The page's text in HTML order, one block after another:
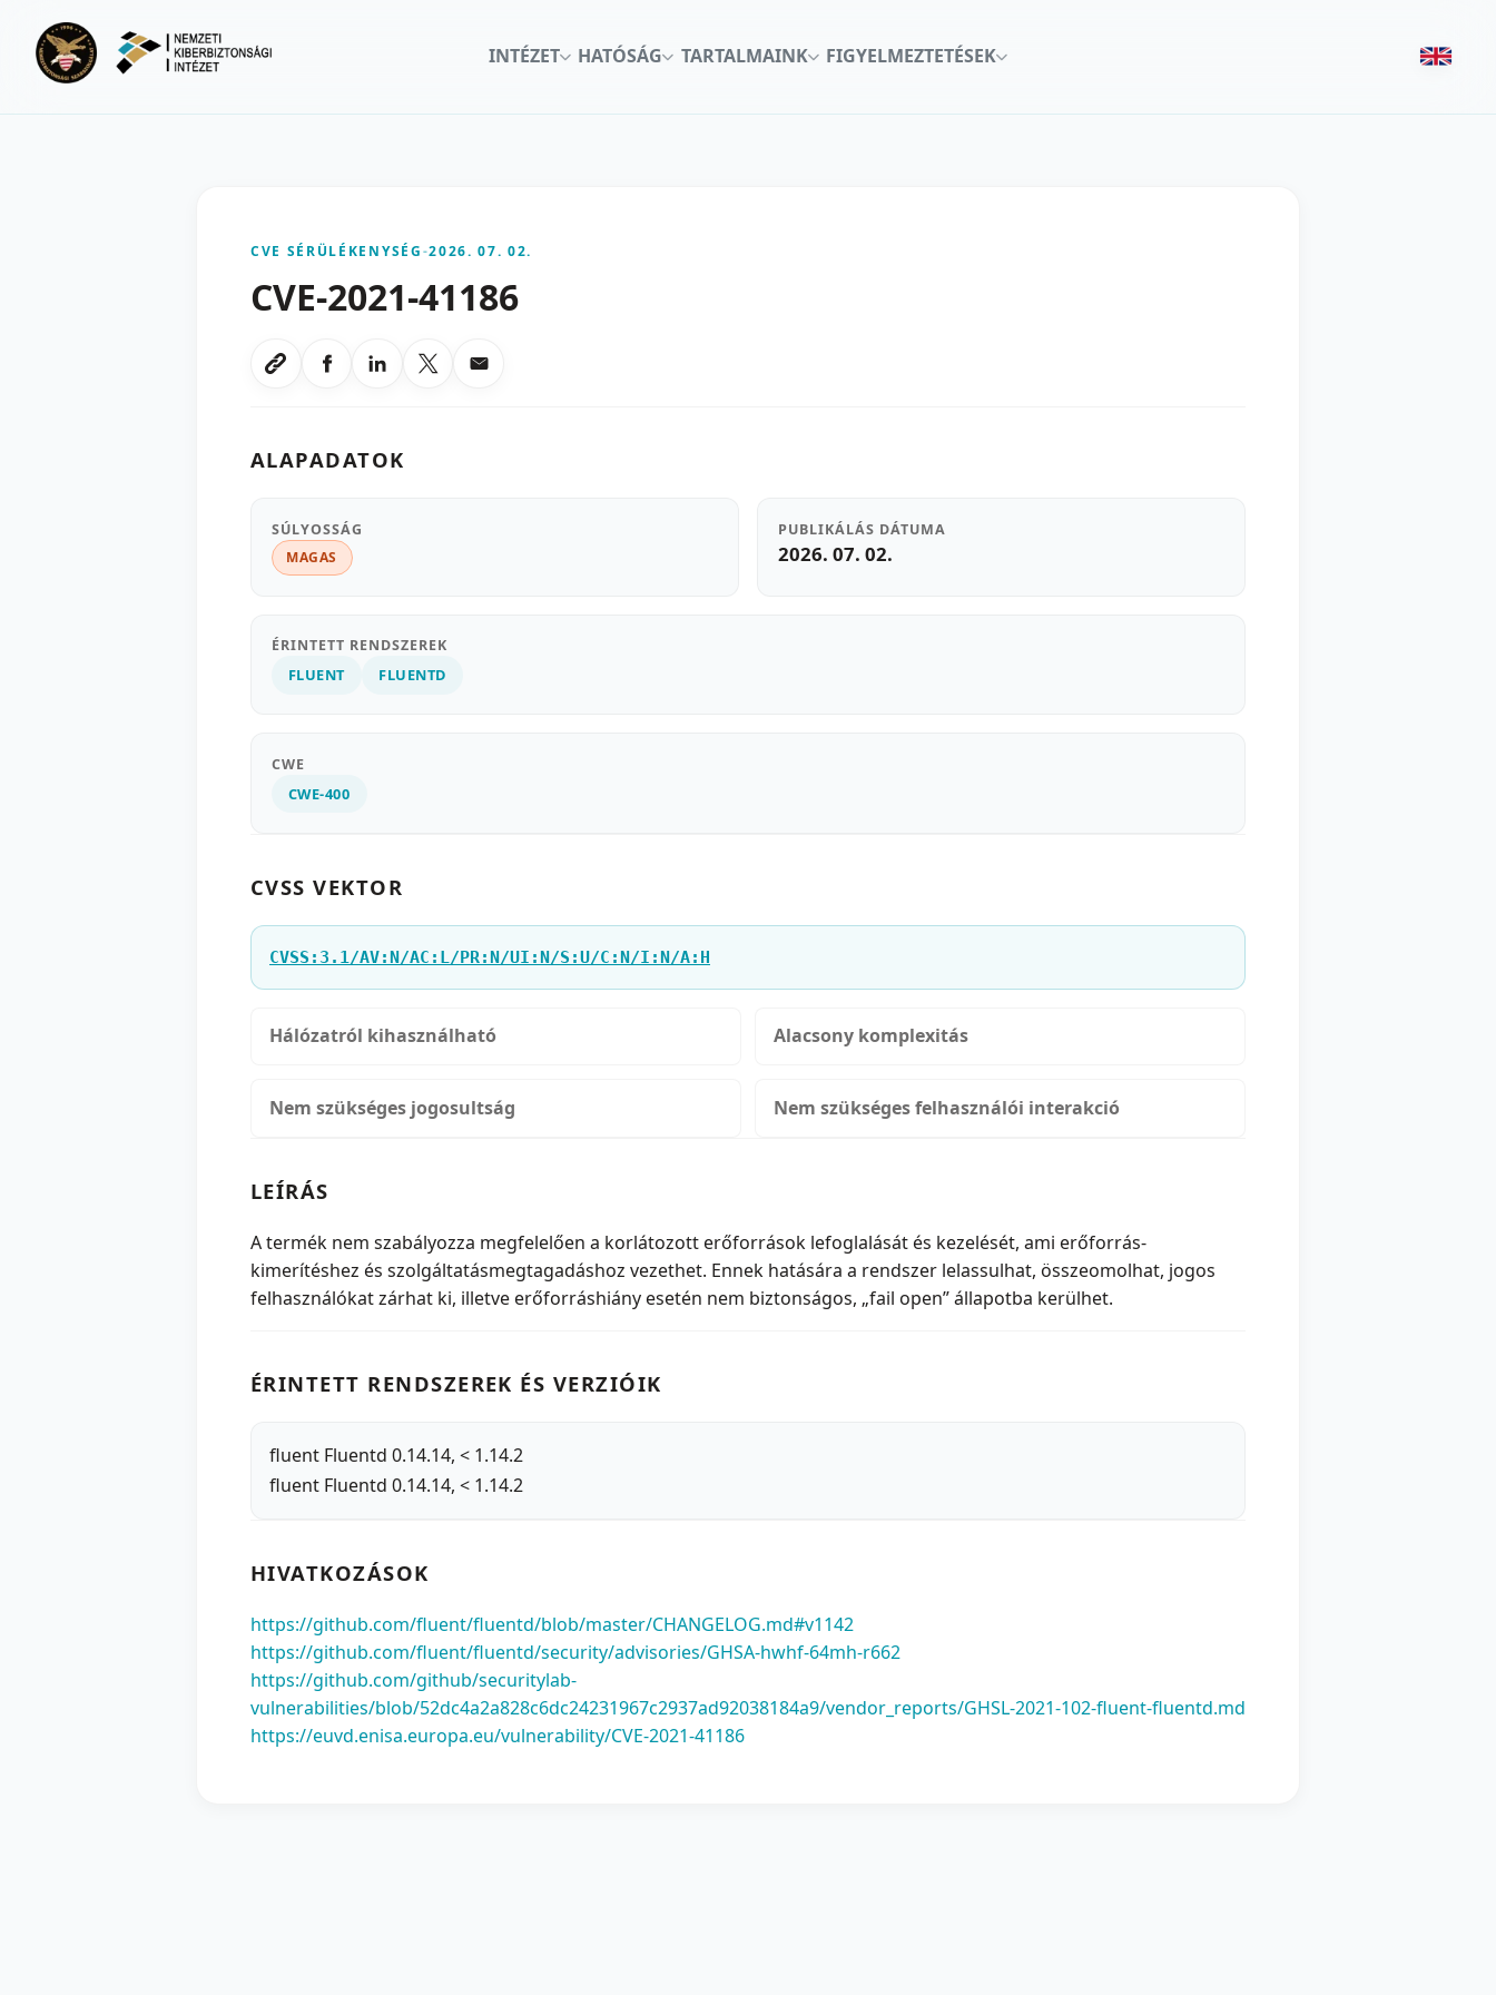
INTÉZET
HATÓSÁG TARTALMAINK FIGYELMEZTETÉSEK
CVE SÉRÜLÉKENYSÉG-2026. 07. 02.
CVE-2021-41186
Link masolasa
Megosztas Facebookon
Megosztas LinkedInen
Megosztas X-en
Megosztas emailben
ALAPADATOK
SÚLYOSSÁG
MAGAS
PUBLIKÁLÁS DÁTUMA
2026. 07. 02.
ÉRINTETT RENDSZEREK
FLUENT FLUENTD
CWE
CWE-400
CVSS VEKTOR
CVSS:3.1/AV:N/AC:L/PR:N/UI:N/S:U/C:N/I:N/A:H
Hálózatról kihasználható Alacsony komplexitás
Nem szükséges jogosultság Nem szükséges felhasználói interakció
LEÍRÁS
A termék nem szabályozza megfelelően a korlátozott erőforrások lefoglalását és kezelését, ami erőforrás-
kimerítéshez és szolgáltatásmegtagadáshoz vezethet. Ennek hatására a rendszer lelassulhat, összeomolhat, jogos
felhasználókat zárhat ki, illetve erőforráshiány esetén nem biztonságos, „fail open” állapotba kerülhet.
ÉRINTETT RENDSZEREK ÉS VERZIÓIK
fluent Fluentd 0.14.14, < 1.14.2
fluent Fluentd 0.14.14, < 1.14.2
HIVATKOZÁSOK
https://github.com/fluent/fluentd/blob/master/CHANGELOG.md#v1142
https://github.com/fluent/fluentd/security/advisories/GHSA-hwhf-64mh-r662
https://github.com/github/securitylab-
vulnerabilities/blob/52dc4a2a828c6dc24231967c2937ad92038184a9/vendor_reports/GHSL-2021-102-fluent-fluentd.md
https://euvd.enisa.europa.eu/vulnerability/CVE-2021-41186